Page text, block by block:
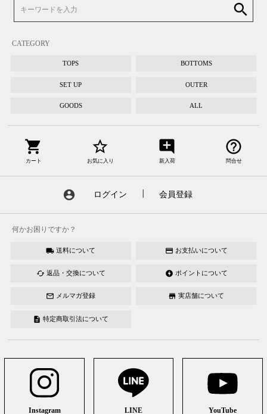
search
CATEGORY
TOPS BOTTOMS
SET UP OUTER
GOODS ALL
shopping_cart
カート
star_border
お気に入り
add_comment
新入荷
help_outline
問合せ
account_circle ログイン 会員登録
何かお困りですか？
local_shipping 送料について credit_card お支払いについて
cached 返品・交換について offline_bolt ポイントについて
mail_outline メルマガ登録 store 実店舗について
description 特定商取引法について
Instagram LINE YouTube